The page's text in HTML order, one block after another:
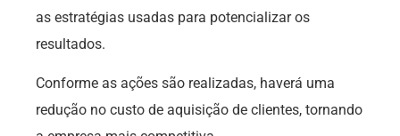
as estratégias usadas para potencializar os
resultados.
Conforme as ações são realizadas, haverá uma
redução no custo de aquisição de clientes, tornando